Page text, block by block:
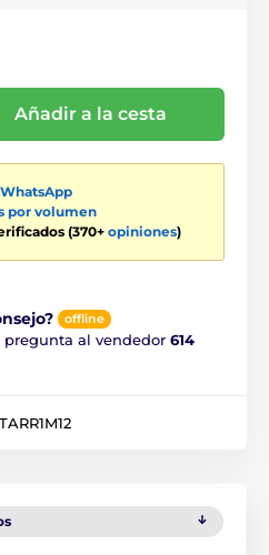
Añadir a la cesta
WhatsApp
por volumen
(370+ opiniones)
offline
pregunta al vendedor 614